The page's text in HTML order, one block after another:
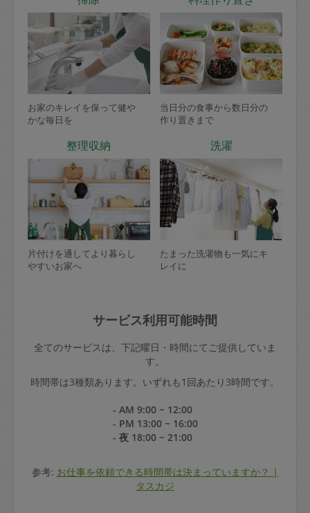
お家のキレイを保って健や
かな毎日を
当日分の食事から数日分の
作り置きまで
整理収納
片付けを通してより暮らし
やすいお家へ
洗濯
たまった洗濯物も一気にキ
レイに
サービス利用可能時間
全てのサービスは、下記曜日・時間にてご提供していま
す。
時間帯は3種類あります。いずれも1回あたり3時間です。
- AM 9:00 ~ 12:00
- PM 13:00 ~ 16:00
- 夜 18:00 ~ 21:00
参考: お仕事を依頼できる時間帯は決まっていますか？ |
タスカジ